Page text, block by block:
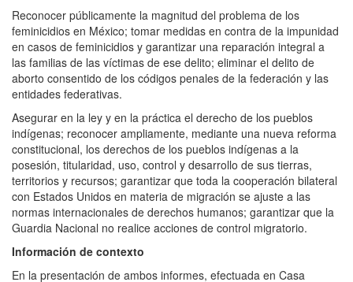
Reconocer públicamente la magnitud del problema de los
feminicidios en México; tomar medidas en contra de la impunidad
en casos de feminicidios y garantizar una reparación integral a
las familias de las víctimas de ese delito; eliminar el delito de
aborto consentido de los códigos penales de la federación y las
entidades federativas.
Asegurar en la ley y en la práctica el derecho de los pueblos
indígenas; reconocer ampliamente, mediante una nueva reforma
constitucional, los derechos de los pueblos indígenas a la
posesión, titularidad, uso, control y desarrollo de sus tierras,
territorios y recursos; garantizar que toda la cooperación bilateral
con Estados Unidos en materia de migración se ajuste a las
normas internacionales de derechos humanos; garantizar que la
Guardia Nacional no realice acciones de control migratorio.
Información de contexto
En la presentación de ambos informes, efectuada en Casa